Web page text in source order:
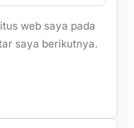
web saya pada
saya berikutnya.